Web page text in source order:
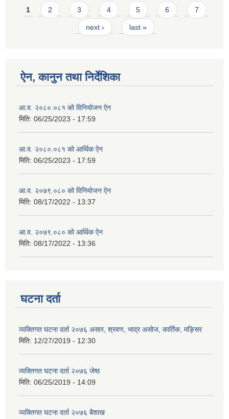
Pages
1 2 3 4 5 6 7
next › last »
ऐन, कानुन तथा निर्देशिका
आ.व. २०८०.०८१ को विनियोजन ऐन
मिति: 06/25/2023 - 17:59
आ.व. २०८०.०८१ को आर्थिक ऐन
मिति: 06/25/2023 - 17:59
आ.व. २०७९.०८० को विनियोजन ऐन
मिति: 08/17/2022 - 13:37
आ.व. २०७९.०८० को आर्थिक ऐन
मिति: 08/17/2022 - 13:36
घटना दर्ता
व्यक्तिगत घटना दर्ता २०७६ असार, श्रवण, भाद्र असोज, कार्तिक, मङ्सिर
मिति: 12/27/2019 - 12:30
व्यक्तिगत घटना दर्ता २०७६ जेष्ठ
मिति: 06/25/2019 - 14:09
व्यक्तिगत घटना दर्ता २०७६ बैशाख